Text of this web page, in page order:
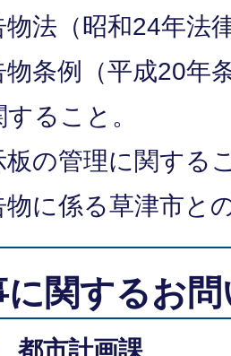
物法（昭和24年法
物条例（平成20年
ること。
板の管理に関する
物に係る草津市と
に関するお